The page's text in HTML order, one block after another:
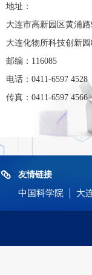
地址：
大连市高新园区黄浦路
大连化物所科技创新园
邮编：116085
电话：0411-6597 4528
传真：0411-6597 4566
友情链接
中国科学院 大